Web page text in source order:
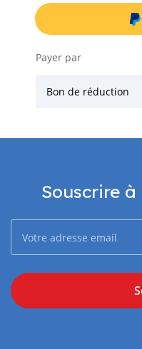
Payer par
Bon de réduction
Souscrire